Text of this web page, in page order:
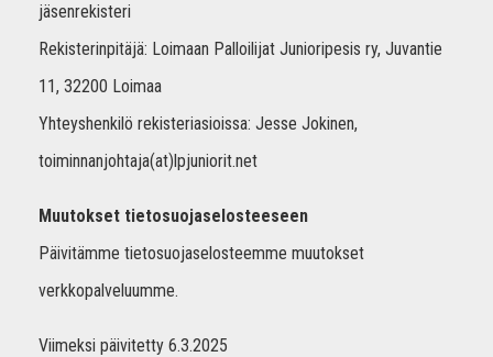
jäsenrekisteri
Rekisterinpitäjä: Loimaan Palloilijat Junioripesis ry, Juvantie
11, 32200 Loimaa
Yhteyshenkilö rekisteriasioissa: Jesse Jokinen,
toiminnanjohtaja(at)lpjuniorit.net
Muutokset tietosuojaselosteeseen
Päivitämme tietosuojaselosteemme muutokset
verkkopalveluumme.
Viimeksi päivitetty 6.3.2025